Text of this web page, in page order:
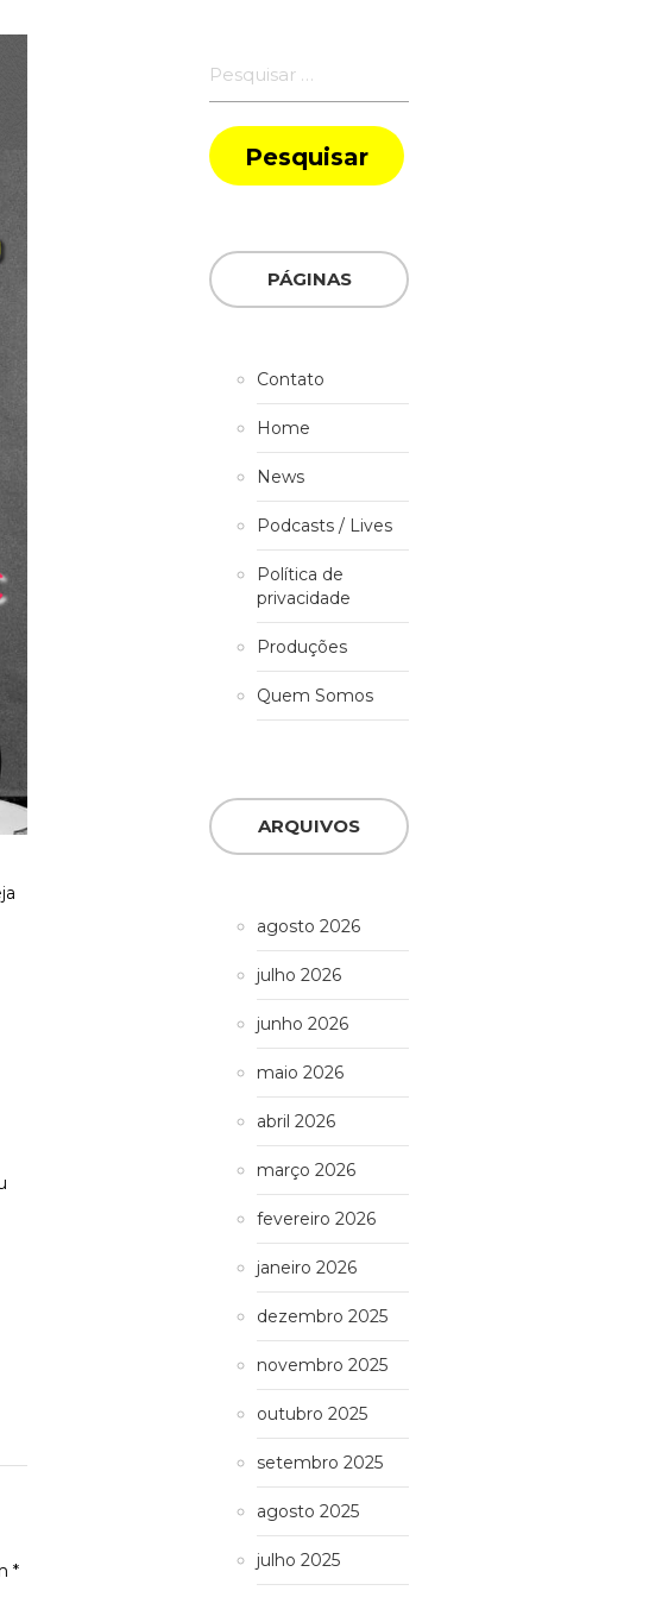
*
por:
PÁGINAS
Contato
Home
News
Podcasts / Lives
Política de
privacidade
Produções
Quem Somos
ARQUIVOS
agosto 2026
julho 2026
junho 2026
maio 2026
abril 2026
março 2026
fevereiro 2026
janeiro 2026
dezembro 2025
novembro 2025
outubro 2025
setembro 2025
agosto 2025
julho 2025